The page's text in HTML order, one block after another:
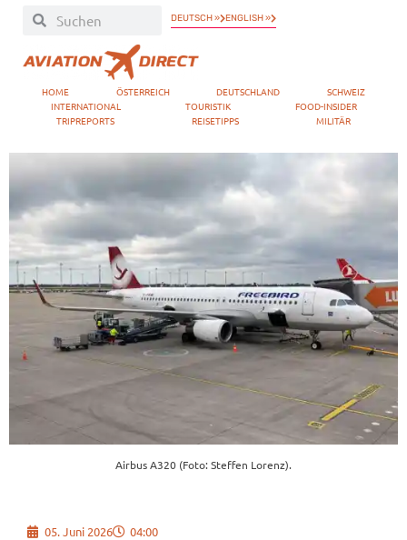
DEUTSCH » ENGLISH »
HOME ÖSTERREICH DEUTSCHLAND
SCHWEIZ
INTERNATIONAL
TOURISTIK
FOOD-INSIDER
TRIPREPORTS
REISETIPPS MILITÄR
Airbus A320 (Foto: Steffen Lorenz).
05. Juni 2026 04:00